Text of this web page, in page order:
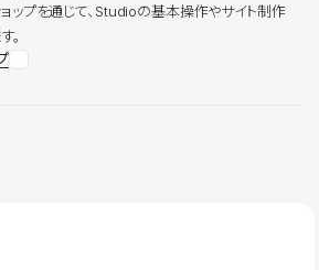
ップを通じて、Studioの基本操作やサイト制作
。